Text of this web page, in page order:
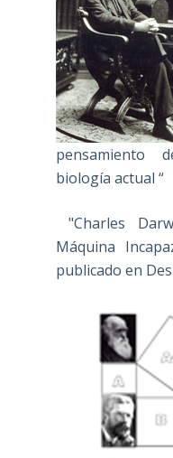
pensamiento
biología actual “
"Charles
Máquina
publicado en